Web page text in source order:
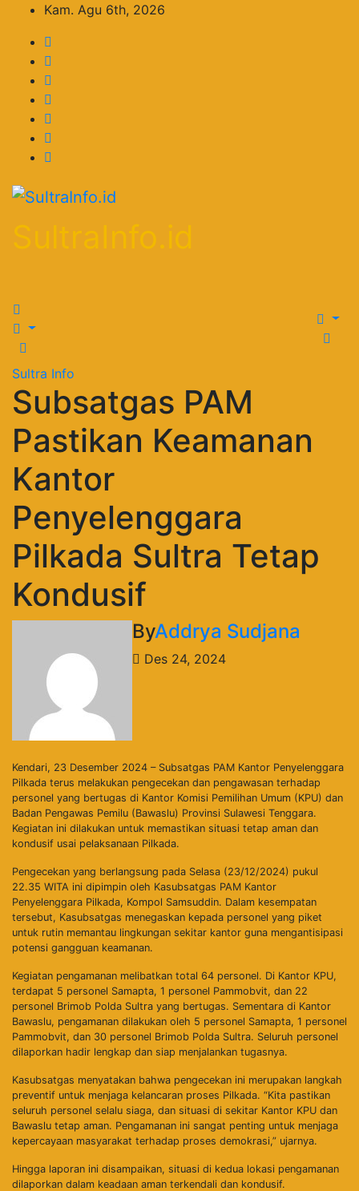
content
Kam. Agu 6th, 2026
SultraInfo.id
Sultra Info
Subsatgas PAM
Pastikan Keamanan
Kantor
Penyelenggara
Pilkada Sultra Tetap
Kondusif
ByAddrya Sudjana
Des 24, 2024
Kendari, 23 Desember 2024 – Subsatgas PAM Kantor Penyelenggara
Pilkada terus melakukan pengecekan dan pengawasan terhadap
personel yang bertugas di Kantor Komisi Pemilihan Umum (KPU) dan
Badan Pengawas Pemilu (Bawaslu) Provinsi Sulawesi Tenggara.
Kegiatan ini dilakukan untuk memastikan situasi tetap aman dan
kondusif usai pelaksanaan Pilkada.
Pengecekan yang berlangsung pada Selasa (23/12/2024) pukul
22.35 WITA ini dipimpin oleh Kasubsatgas PAM Kantor
Penyelenggara Pilkada, Kompol Samsuddin. Dalam kesempatan
tersebut, Kasubsatgas menegaskan kepada personel yang piket
untuk rutin memantau lingkungan sekitar kantor guna mengantisipasi
potensi gangguan keamanan.
Kegiatan pengamanan melibatkan total 64 personel. Di Kantor KPU,
terdapat 5 personel Samapta, 1 personel Pammobvit, dan 22
personel Brimob Polda Sultra yang bertugas. Sementara di Kantor
Bawaslu, pengamanan dilakukan oleh 5 personel Samapta, 1 personel
Pammobvit, dan 30 personel Brimob Polda Sultra. Seluruh personel
dilaporkan hadir lengkap dan siap menjalankan tugasnya.
Kasubsatgas menyatakan bahwa pengecekan ini merupakan langkah
preventif untuk menjaga kelancaran proses Pilkada. “Kita pastikan
seluruh personel selalu siaga, dan situasi di sekitar Kantor KPU dan
Bawaslu tetap aman. Pengamanan ini sangat penting untuk menjaga
kepercayaan masyarakat terhadap proses demokrasi,” ujarnya.
Hingga laporan ini disampaikan, situasi di kedua lokasi pengamanan
dilaporkan dalam keadaan aman terkendali dan kondusif.